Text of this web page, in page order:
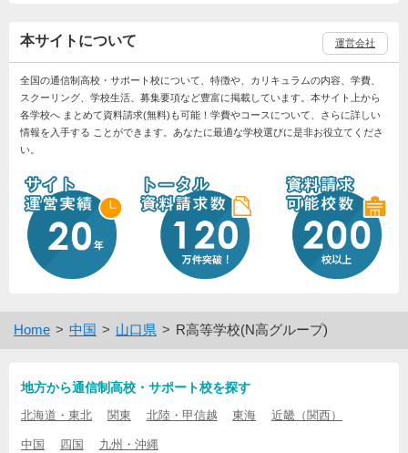
本サイトについて 運営会社
全国の通信制高校・サポート校について、特徴や、カリキュラムの内容、学費、
スクーリング、学校生活、募集要項など豊富に掲載しています。本サイト上から
各学校へ まとめて資料請求(無料)も可能！学費やコースについて、さらに詳しい
情報を入手する ことができます。あなたに最適な学校選びに是非お役立てくださ
い。
Home 中国 山口県 R高等学校(N高グループ)
地方から通信制高校・サポート校を探す
北海道・東北 関東 北陸・甲信越 東海 近畿（関西）
中国 四国 九州・沖縄